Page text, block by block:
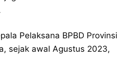
Pelaksana BPBD Provinsi
sejak awal Agustus 2023,